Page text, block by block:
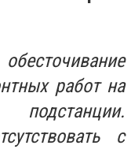
работ на
с